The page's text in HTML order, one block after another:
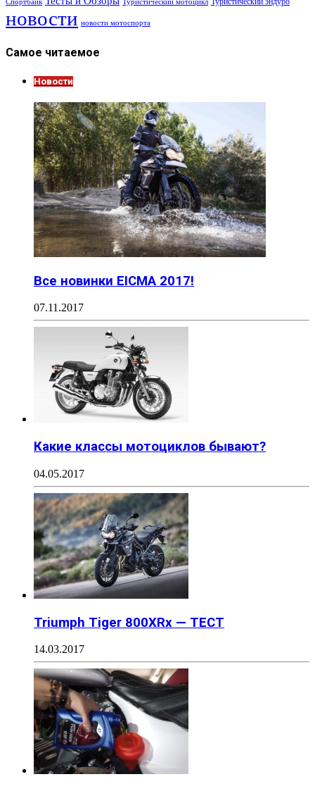
Туристический мотоцикл
новости новости мотоспорта
Самое читаемое
Новости
Все новинки EICMA 2017!
07.11.2017
Какие классы мотоциклов бывают?
04.05.2017
Triumph Tiger 800XRx — ТЕСТ
14.03.2017